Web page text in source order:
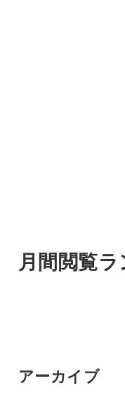
月間閲覧
アーカイブ